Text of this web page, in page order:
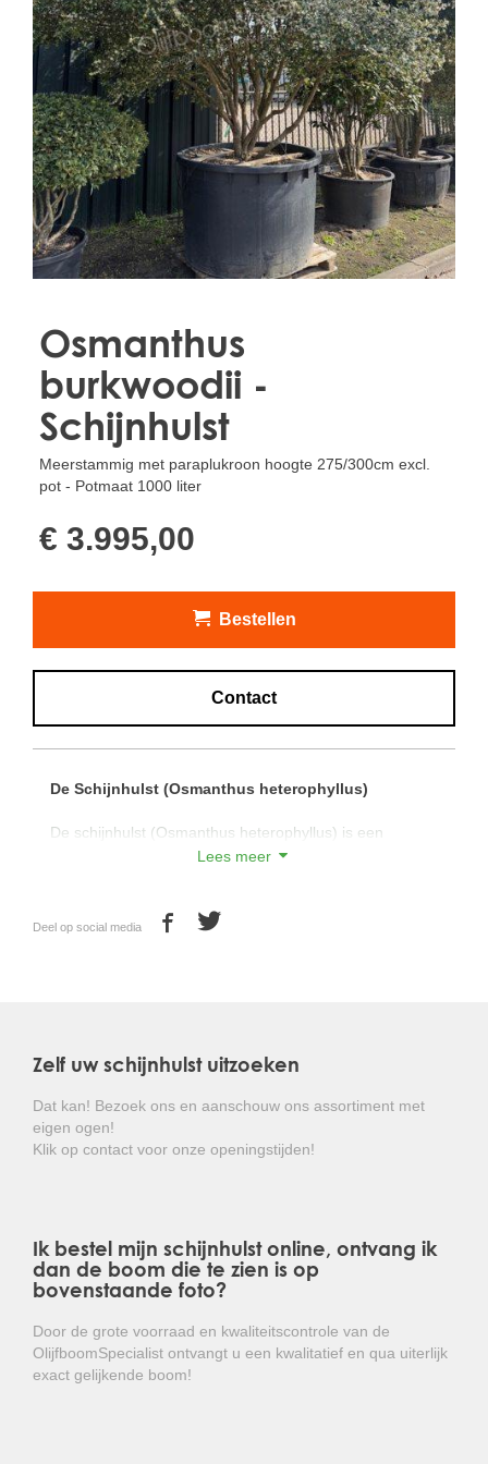
Treesafe
VORSTBESCHERMINGVOORBOMEN.NL
WINTERSCHUTZFUERBAEUME.DE
FROSTPROTECTIONFORTREES.CO.UK
Terracotta
TERRACOTTA.NL
TERRACOTTA.BE
TERRAKOTTA.DE
Osmanthus
burkwoodii -
Schijnhulst
Meerstammig met paraplukroon hoogte 275/300cm excl.
pot - Potmaat 1000 liter
€ 3.995,00
Bestellen
Contact
De Schijnhulst (Osmanthus heterophyllus)
De schijnhulst (Osmanthus heterophyllus) is een
middelgrote, groenblijvende heester met een compacte,
zomer.
halfschaduw, doet het goed in vrijwel iedere, maar niet
te natte, bodem. Hij vraagt weinig onderhoud, het is een
gemiddelde groeier en goed winterhard.
bloemen!
Lees meer
Deel op social media
Zelf uw schijnhulst uitzoeken
Dat kan! Bezoek ons en aanschouw ons assortiment met
eigen ogen!
Klik op contact voor onze openingstijden!
Ik bestel mijn schijnhulst online, ontvang ik
dan de boom die te zien is op
bovenstaande foto?
Door de grote voorraad en kwaliteitscontrole van de
OlijfboomSpecialist ontvangt u een kwalitatief en qua uiterlijk
exact gelijkende boom!